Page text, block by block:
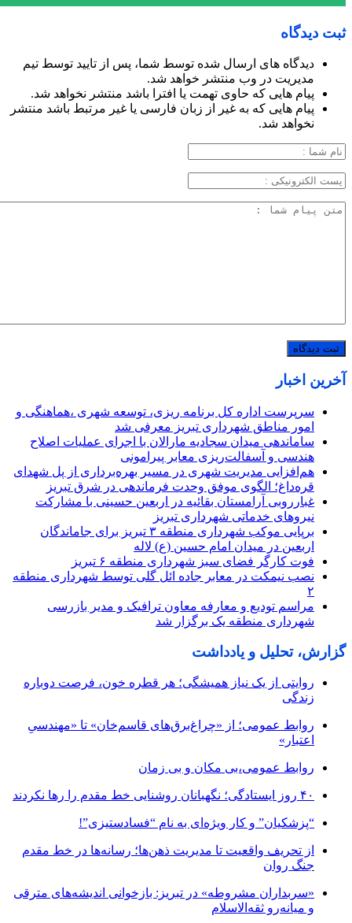
ثبت دیدگاه
دیدگاه های ارسال شده توسط شما، پس از تایید توسط تیم
مدیریت در وب منتشر خواهد شد.
پیام هایی که حاوی تهمت یا افترا باشد منتشر نخواهد شد.
پیام هایی که به غیر از زبان فارسی یا غیر مرتبط باشد منتشر
نخواهد شد.
آخرین اخبار
سرپرست اداره کل برنامه ریزی، توسعه شهری ،هماهنگی و
امور مناطق شهرداری تبریز معرفی شد
ساماندهی میدان سجادیه مارالان با اجرای عملیات اصلاح
هندسی و آسفالت‌ریزی معابر پیرامونی
هم‌افزایی مدیریت شهری در مسیر بهره‌برداری از پل شهدای
قره‌داغ؛ الگوی موفق وحدت فرماندهی در شرق تبریز
غبارروبی آرامستان بقائیه در اربعین حسینی با مشارکت
نیروهای خدماتی شهرداری تبریز
برپایی موکب شهرداری منطقه ۳ تبریز برای جاماندگان
اربعین در میدان امام حسین (ع) لاله
فوت کارگر فضای سبز شهرداری منطقه ۶ تبریز
نصب نیمکت در معابر جاده ائل گلی توسط شهرداری منطقه
۲
مراسم تودیع و معارفه معاون ترافیک و مدیر بازرسی
شهرداری منطقه یک برگزار شد
گزارش، تحلیل و یادداشت
روایتی از یک نیاز همیشگی؛ هر قطره خون، فرصت دوباره
زندگی
روابط عمومی؛ از «چراغ‌برق‌های قاسم‌خان» تا «مهندسیِ
اعتبار»
روابط عمومی،بی مکان و بی زمان
۴۰ روز ایستادگی؛ نگهبانان روشنایی خط مقدم را رها نکردند
“پزشکیان” و کار ویژه‌ای به نام “فسادستیزی”!
از تحریف واقعیت تا مدیریت ذهن‌ها؛ رسانه‌ها در خط مقدم
جنگ روان
«سربداران مشروطه» در تبریز: بازخوانی اندیشه‌های مترقی
و میانه‌رو ثقه‌الاسلام